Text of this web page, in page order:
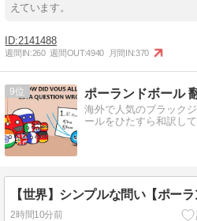
えています。
2141488
週間IN:260 週間OUT:4940 月間IN:370
9 ポーランドボール
海外で人気のブラック
ールをひたすら和訳して
2時間10分前